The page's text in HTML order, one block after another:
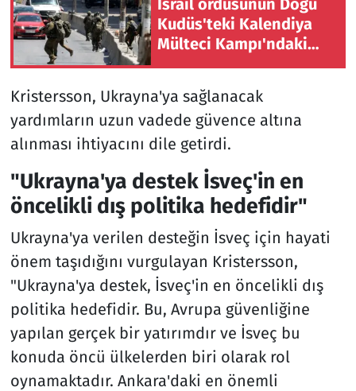
Kudüs'teki Kalendiya
Mülteci Kampı'ndaki
Kristersson, Ukrayna'ya sağlanacak
yardımların uzun vadede güvence altına
alınması ihtiyacını dile getirdi.
"Ukrayna'ya destek İsveç'in en
öncelikli dış politika hedefidir"
Ukrayna'ya verilen desteğin İsveç için hayati
önem taşıdığını vurgulayan Kristersson,
"Ukrayna'ya destek, İsveç'in en öncelikli dış
politika hedefidir. Bu, Avrupa güvenliğine
yapılan gerçek bir yatırımdır ve İsveç bu
konuda öncü ülkelerden biri olarak rol
oynamaktadır. Ankara'daki en önemli